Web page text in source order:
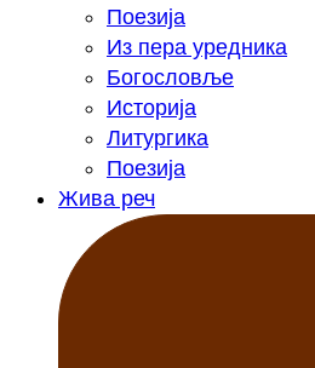
Поезија
Из пера уредника
Богословље
Историја
Литургика
Поезија
Жива реч